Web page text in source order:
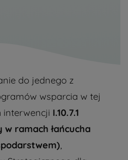
do jednego z
wsparcia w tej
interwencji I.10.7.1
w ramach łańcucha